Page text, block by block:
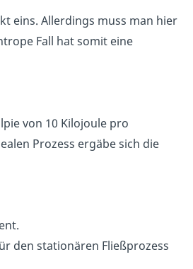
eins. Allerdings muss man hier
Fall hat somit eine
von 10 Kilojoule pro
Prozess ergäbe sich die
den stationären Fließprozess